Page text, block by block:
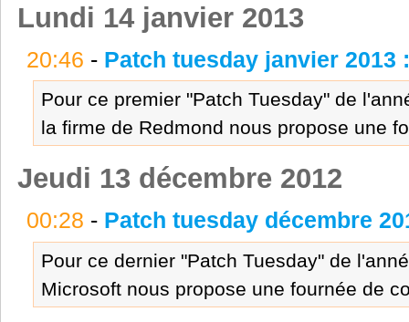
Lundi 14 janvier 2013
20:46 - Patch tuesday janvier
Pour ce premier "Patch Tuesday" de
la firme de Redmond nous propose une
Jeudi 13 décembre 2012
00:28 - Patch tuesday décembre
Pour ce dernier "Patch Tuesday" de
Microsoft nous propose une fournée de